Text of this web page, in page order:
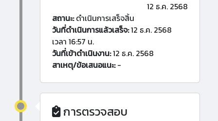
12 ธ.ค. 2568
สถานะ:ดำเนินการเสร็จสิ้น
วันที่ดำเนินการแล้วเสร็จ:12 ธ.ค. 2568
เวลา 16:57 น.
วันที่เข้าดำเนินงาน:12 ธ.ค. 2568
สาเหตุ/ข้อเสนอแนะ:-
การตรวจสอบ